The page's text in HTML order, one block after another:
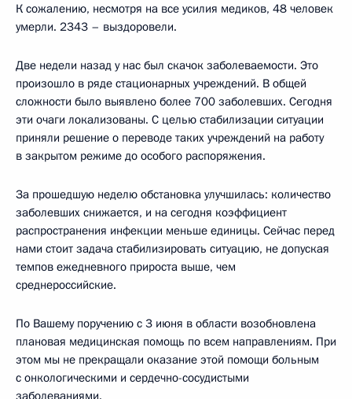
К сожалению, несмотря на все усилия медиков, 48 человек
умерли. 2343 – выздоровели.
Две недели назад у нас был скачок заболеваемости. Это
произошло в ряде стационарных учреждений. В общей
сложности было выявлено более 700 заболевших. Сегодня
эти очаги локализованы. С целью стабилизации ситуации
приняли решение о переводе таких учреждений на работу
в закрытом режиме до особого распоряжения.
За прошедшую неделю обстановка улучшилась: количество
заболевших снижается, и на сегодня коэффициент
распространения инфекции меньше единицы. Сейчас перед
нами стоит задача стабилизировать ситуацию, не допуская
темпов ежедневного прироста выше, чем
среднероссийские.
По Вашему поручению с 3 июня в области возобновлена
плановая медицинская помощь по всем направлениям. При
этом мы не прекращали оказание этой помощи больным
с онкологическими и сердечно-сосудистыми